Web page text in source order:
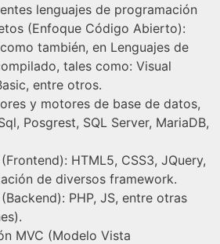
lenguajes de programación
(Enfoque Código Abierto):
también, en Lenguajes de
tales como: Visual
entre otros.
y motores de base de datos,
Posgrest, SQL Server, MariaDB,
HTML5, CSS3, JQuery,
de diversos framework.
PHP, JS, entre otras
MVC (Modelo Vista